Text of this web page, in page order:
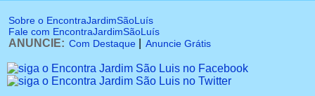
Sobre o EncontraJardimSãoLuís
Fale com EncontraJardimSãoLuís
ANUNCIE: Com Destaque Anuncie Grátis